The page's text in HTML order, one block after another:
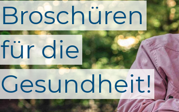
Broschüren
für die
Gesundheit!